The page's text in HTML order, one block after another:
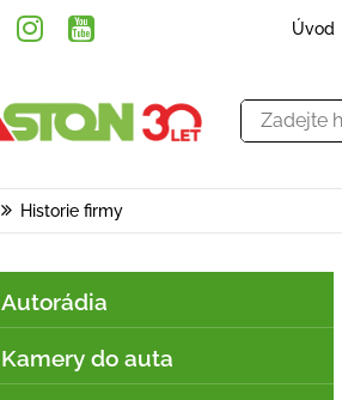
Úvod
Historie firmy
Autorádia
Kamery do auta